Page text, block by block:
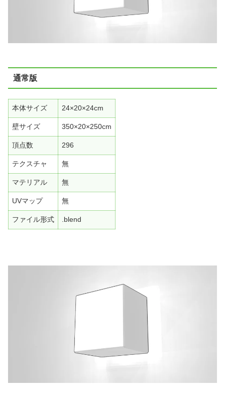
通常版
本体サイズ 24×20×24cm
壁サイズ 350×20×250cm
頂点数 296
テクスチャ 無
マテリアル 無
UVマップ 無
ファイル形式 .blend